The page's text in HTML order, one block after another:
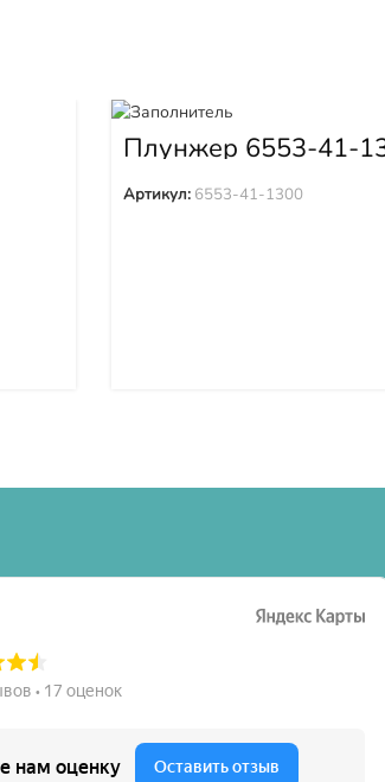
Плунжер 6553-41-
Артикул: 6553-41-1300